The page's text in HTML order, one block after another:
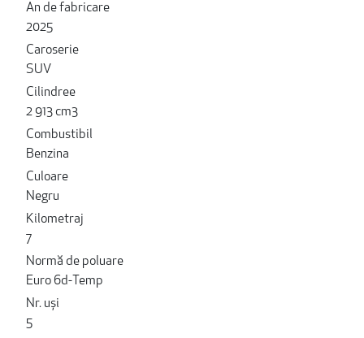
An de fabricare
2025
Caroserie
SUV
Cilindree
2 913 cm3
Combustibil
Benzina
Culoare
Negru
Kilometraj
7
Normă de poluare
Euro 6d-Temp
Nr. uși
5